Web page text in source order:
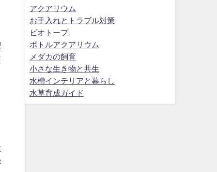
アクアリウム
お手入れとトラブル対策
ビオトープ
ボトルアクアリウム
メダカの飼育
小さな生き物と共生
水槽インテリアと暮らし
水草育成ガイド